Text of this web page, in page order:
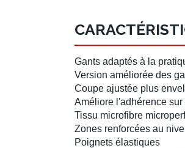
Gants adaptés à la
Version améliorée des
Coupe ajustée plus
Améliore l'adhérence sur
Tissu microfibre
Zones renforcées au
Poignets élastiques